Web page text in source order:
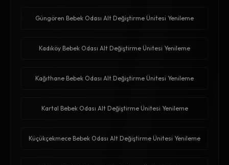
Güngören Bebek Odası Alt Değiştirme Ünitesi Yenileme
Kadıköy Bebek Odası Alt Değiştirme Ünitesi Yenileme
Kağıthane Bebek Odası Alt Değiştirme Ünitesi Yenileme
Kartal Bebek Odası Alt Değiştirme Ünitesi Yenileme
Küçükçekmece Bebek Odası Alt Değiştirme Ünitesi Yenileme